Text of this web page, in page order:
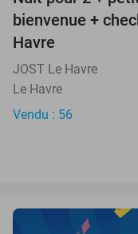
bienvenue +
Havre
JOST Le Havre
Le Havre
Vendu : 56